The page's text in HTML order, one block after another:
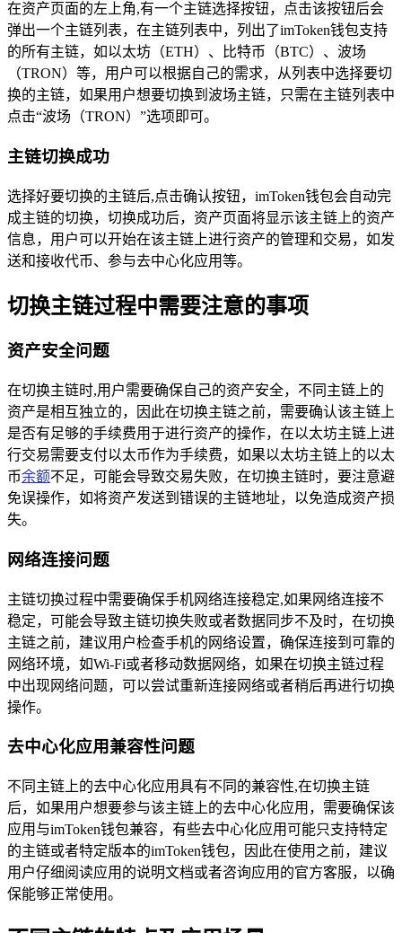
在资产页面的左上角,有一个主链选择按钮，点击该按钮后会
弹出一个主链列表，在主链列表中，列出了imToken钱包支持
的所有主链，如以太坊（ETH）、比特币（BTC）、波场
（TRON）等，用户可以根据自己的需求，从列表中选择要切
换的主链，如果用户想要切换到波场主链，只需在主链列表中
点击“波场（TRON）”选项即可。
主链切换成功
选择好要切换的主链后,点击确认按钮，imToken钱包会自动完
成主链的切换，切换成功后，资产页面将显示该主链上的资产
信息，用户可以开始在该主链上进行资产的管理和交易，如发
送和接收代币、参与去中心化应用等。
切换主链过程中需要注意的事项
资产安全问题
在切换主链时,用户需要确保自己的资产安全，不同主链上的
资产是相互独立的，因此在切换主链之前，需要确认该主链上
是否有足够的手续费用于进行资产的操作，在以太坊主链上进
行交易需要支付以太币作为手续费，如果以太坊主链上的以太
币余额不足，可能会导致交易失败，在切换主链时，要注意避
免误操作，如将资产发送到错误的主链地址，以免造成资产损
失。
网络连接问题
主链切换过程中需要确保手机网络连接稳定,如果网络连接不
稳定，可能会导致主链切换失败或者数据同步不及时，在切换
主链之前，建议用户检查手机的网络设置，确保连接到可靠的
网络环境，如Wi-Fi或者移动数据网络，如果在切换主链过程
中出现网络问题，可以尝试重新连接网络或者稍后再进行切换
操作。
去中心化应用兼容性问题
不同主链上的去中心化应用具有不同的兼容性,在切换主链
后，如果用户想要参与该主链上的去中心化应用，需要确保该
应用与imToken钱包兼容，有些去中心化应用可能只支持特定
的主链或者特定版本的imToken钱包，因此在使用之前，建议
用户仔细阅读应用的说明文档或者咨询应用的官方客服，以确
保能够正常使用。